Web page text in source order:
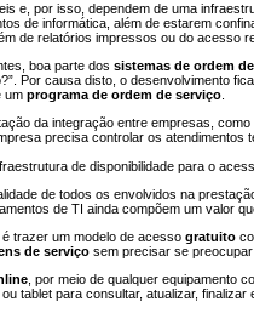
e, por isso, dependem de uma
de informática, além de estarem
de relatórios impressos ou do acesso
boa parte dossistemas de ordem
Por causa disto, o
umprograma de ordem de serviço
da integração entre empresas,
precisa controlar os
de disponibilidade para o
de todos os envolvidos na
de TI ainda compõem um valor
é trazer um modelo de acessogratuito
de serviço sem precisar se
, por meio de qualquer equipamento
tablet para consultar, atualizar,